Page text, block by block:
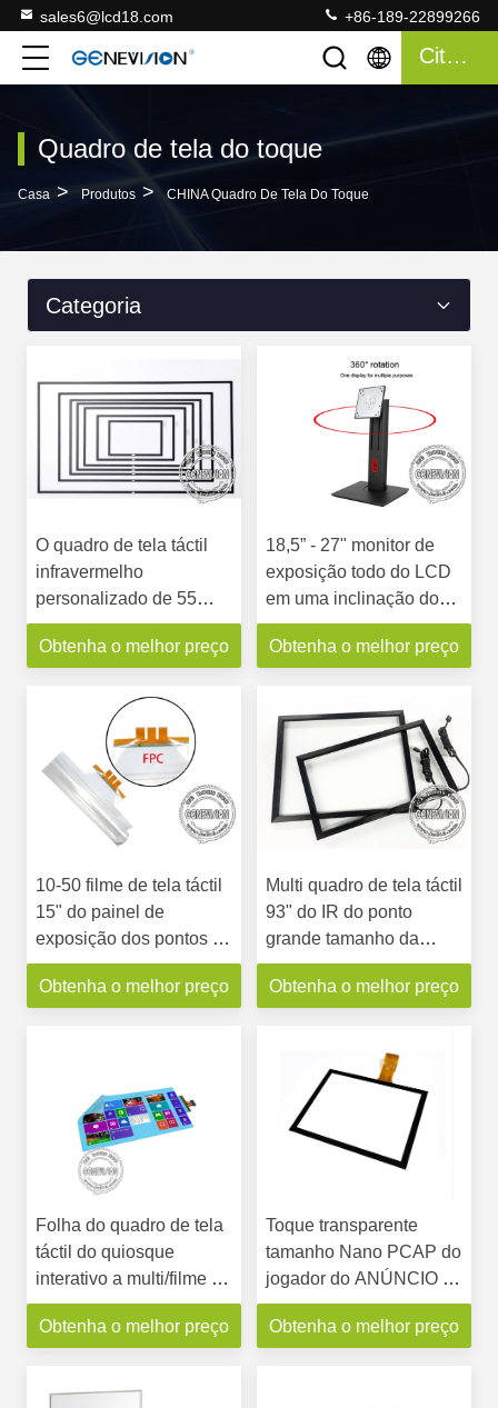
sales6@lcd18.com +86-189-22899266
Citações
Quadro de tela do toque
Casa > Produtos > CHINA Quadro De Tela Do Toque
Categoria
O quadro de tela táctil
infravermelho
personalizado de 55
polegadas curvou 4*8
com plug and play de
Obtenha o melhor preço
18,5” - 27" monitor de
exposição todo do LCD
em uma inclinação do
suporte da tabela acima
abaixo do suporte do
rotação de 360 graus
Obtenha o melhor preço
10-50 filme de tela táctil
15" do painel de
exposição dos pontos -
100” interativos flexíveis
com USB
Obtenha o melhor preço
Multi quadro de tela táctil
93" do IR do ponto
grande tamanho da
parede video real com
relação de USB
Obtenha o melhor preço
Folha do quadro de tela
táctil do quiosque
interativo a multi/filme 43
transparentes avança a
garantia de 1 ano
Obtenha o melhor preço
Toque transparente
tamanho Nano PCAP do
jogador do ANÚNCIO do
filme do quadro de tela
táctil do multi aplicado
Obtenha o melhor preço